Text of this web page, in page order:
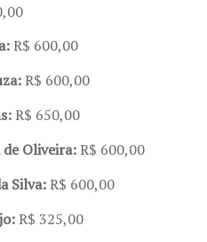
R$ 600,00
R$ 600,00
R$ 650,00
de Oliveira:R$ 600,00
Silva:R$ 600,00
R$ 325,00